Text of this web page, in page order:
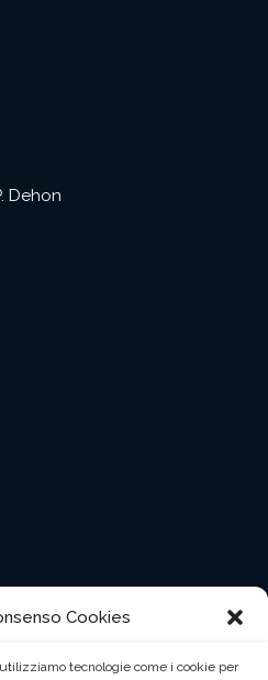
Cookies
tecnologie come i cookie per
Dehon